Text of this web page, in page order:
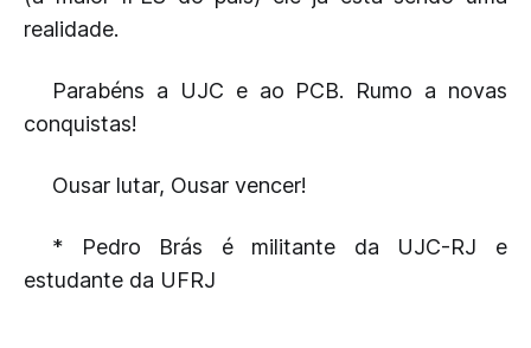
realidade.
Parabéns a UJC e ao PCB. Rumo a novas
conquistas!
Ousar lutar, Ousar vencer!
* Pedro Brás é militante da UJC-RJ e
estudante da UFRJ